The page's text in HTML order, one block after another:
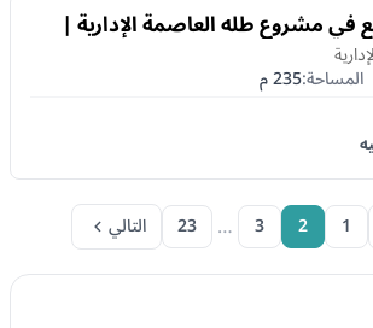
في مشروع طله العاصمة الإدارية |
المساحة:235م
1
2
3
…
23 التالي